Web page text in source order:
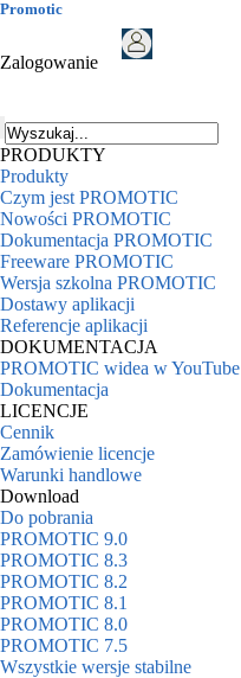
Promotic
Zalogowanie
PRODUKTY
Produkty
Czym jest PROMOTIC
Nowości PROMOTIC
Dokumentacja PROMOTIC
Freeware PROMOTIC
Wersja szkolna PROMOTIC
Dostawy aplikacji
Referencje aplikacji
DOKUMENTACJA
PROMOTIC widea w YouTube
Dokumentacja
LICENCJE
Cennik
Zamówienie licencje
Warunki handlowe
Download
Do pobrania
PROMOTIC 9.0
PROMOTIC 8.3
PROMOTIC 8.2
PROMOTIC 8.1
PROMOTIC 8.0
PROMOTIC 7.5
Wszystkie wersje stabilne